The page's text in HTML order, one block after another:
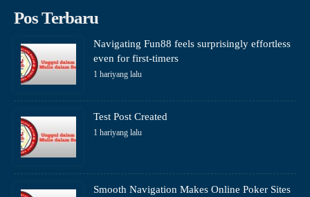
Pos Terbaru
Navigating Fun88 feels surprisingly effortless
even for first-timers
1 hariyang lalu
Test Post Created
1 hariyang lalu
Smooth Navigation Makes Online Poker Sites